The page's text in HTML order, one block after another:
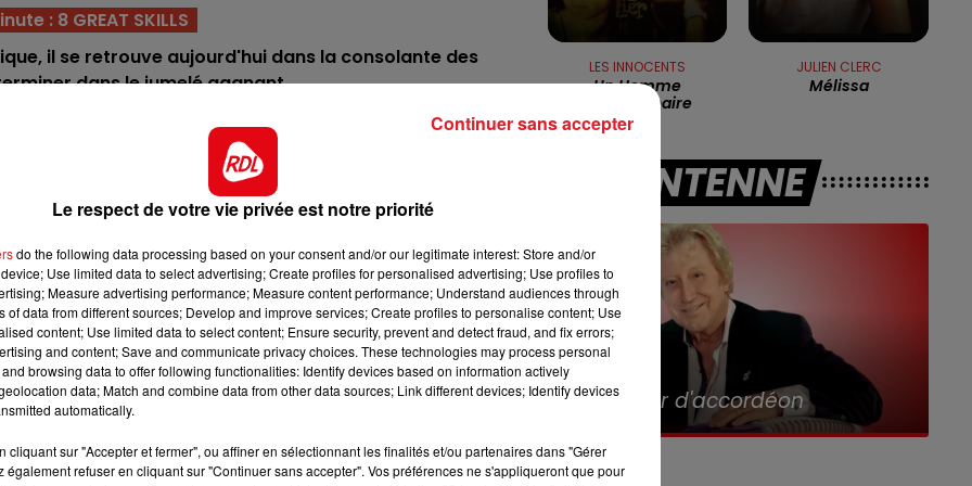
11h00 - 12h00
SUR UN AIR D'ACCORDÉON RDL WEEK-END
: 8 GREAT SKILLS
il se retrouve aujourd'hui dans la consolante des
dans le jumelé gagnant.
le 07/12, elle avait terminé seconde dans l'epreuve
elle détient de nombreuses victoires en Scandinavie,
ne se dément pas. Bien placé derrière l'autostart, il
lors de ses étapes du GNT l'an dernier, y gagnant
physique, mais sa qualité devrait faire la
numéro pas des plus faciles en seconde ligne (14) le
final sera encore déterminant pour lui prendre un bon
juste inférieure, et son entourage a bien raison de
A mettre sur les tickets
LES INNOCENTS
Un Homme
Extraordinaire
JULIEN CLERC
Mélissa
A L'ANTENNE
8h00 - 10h00
RDL WEEK-END Sur un Air d'accordéon
Le respect de votre vie privée est notre priorité
do the following data processing based on your consent and/or our legitimate interest: Store and/or
Use limited data to select advertising; Create profiles for personalised advertising; Use profiles to
Measure advertising performance; Measure content performance; Understand audiences through
of data from different sources; Develop and improve services; Create profiles to personalise content; Use
content; Use limited data to select content; Ensure security, prevent and detect fraud, and fix errors;
and content; Save and communicate privacy choices. These technologies may process personal
browsing data to offer following functionalities: Identify devices based on information actively
data; Match and combine data from other data sources; Link different devices; Identify devices
automatically.
cliquant sur "Accepter et fermer", ou affiner en sélectionnant les finalités et/ou partenaires dans "Gérer
également refuser en cliquant sur "Continuer sans accepter". Vos préférences ne s'appliqueront que pour
Continuer sans accepter